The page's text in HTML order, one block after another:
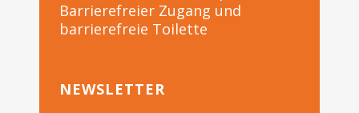
Barrierefreier Zugang und
barrierefreie Toilette
NEWSLETTER